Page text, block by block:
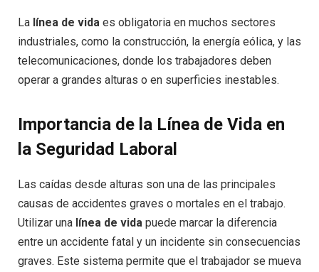
La línea de vida es obligatoria en muchos sectores
industriales, como la construcción, la energía eólica, y las
telecomunicaciones, donde los trabajadores deben
operar a grandes alturas o en superficies inestables.
Importancia de la Línea de Vida en
la Seguridad Laboral
Las caídas desde alturas son una de las principales
causas de accidentes graves o mortales en el trabajo.
Utilizar una línea de vida puede marcar la diferencia
entre un accidente fatal y un incidente sin consecuencias
graves. Este sistema permite que el trabajador se mueva